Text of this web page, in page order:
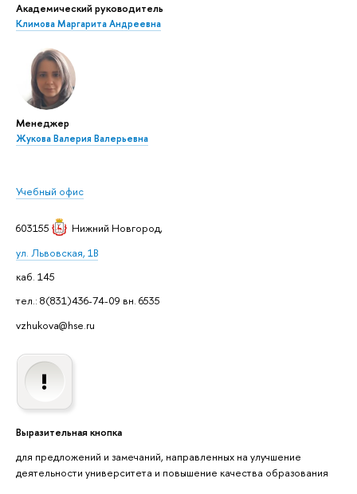
Академический руководитель
Климова Маргарита Андреевна
Менеджер
Жукова Валерия Валерьевна
Учебный офис
603155 Нижний Новгород,
ул. Львовская, 1В
каб. 145
тел.: 8(831)436-74-09 вн. 6535
vzhukova@hse.ru
Выразительная кнопка
для предложений и замечаний, направленных на улучшение
деятельности университета и повышение качества образования